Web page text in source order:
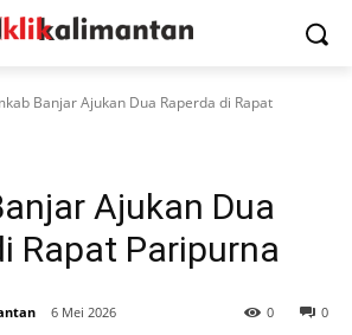
Banjar Ajukan Dua Raperda di Rapat
Ajukan Dua
Rapat Paripurna
6 Mei 2026 0
0